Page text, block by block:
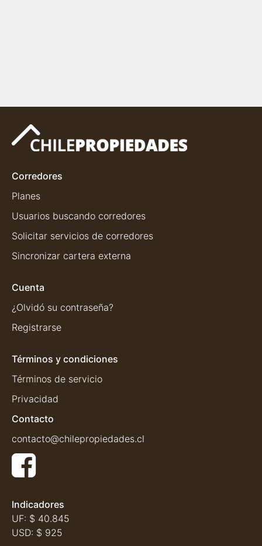
Corredores
Planes
Usuarios buscando corredores
Solicitar servicios de corredores
Sincronizar cartera externa
Cuenta
¿Olvidó su contraseña?
Registrarse
Términos y condiciones
Términos de servicio
Privacidad
Contacto
contacto@chilepropiedades.cl
Indicadores
UF: $ 40.845
USD: $ 925